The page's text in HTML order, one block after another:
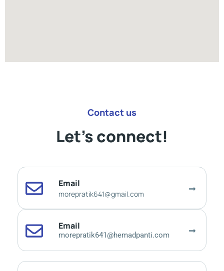
Contact us
Let’s connect!
Email
morepratik641@gmail.com
Email
morepratik641@hemadpanti.com